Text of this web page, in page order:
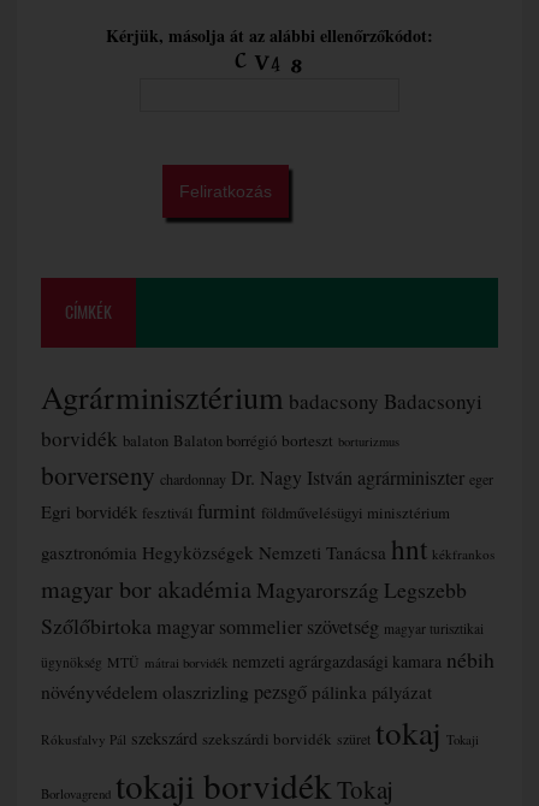
Kérjük, másolja át az alábbi ellenőrzőkódot:
CÍMKÉK
Agrárminisztérium badacsony Badacsonyi
borvidék balaton Balaton borrégió borteszt borturizmus
borverseny chardonnay Dr. Nagy István agrárminiszter eger
Egri borvidék fesztivál furmint földművelésügyi minisztérium
gasztronómia Hegyközségek Nemzeti Tanácsa hnt kékfrankos
magyar bor akadémia Magyarország Legszebb
Szőlőbirtoka magyar sommelier szövetség magyar turisztikai
ügynökség MTÜ mátrai borvidék nemzeti agrárgazdasági kamara nébih
növényvédelem olaszrizling pezsgő pálinka pályázat
Rókusfalvy Pál szekszárd szekszárdi borvidék szüret tokaj Tokaji
Borlovagrend tokaji borvidékTokaj